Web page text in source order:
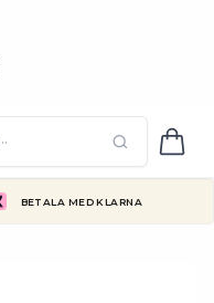
BETALA MED KLARNA